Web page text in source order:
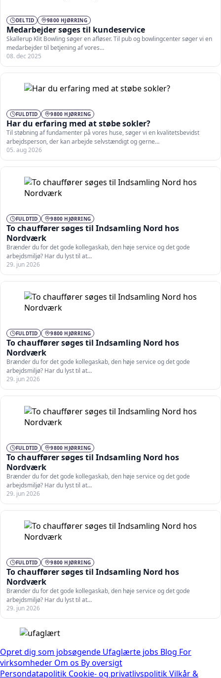
DELTID 9800 HJØRRING
Medarbejder søges til kundeservice
Skallerup Klit Bowling søger en afløser. Til pub og bowlingcenter søger vi en
medarbejder til betjening af vores…
08. dec 2025
FULDTID 9800 HJØRRING
Har du erfaring med at støbe sokler?
Til støbning af fundamenter på vores huse, søger vi en kvalitetsbevidst
arbejdsperson, der kan arbejde selvstændigt og gerne…
05. aug 2026
FULDTID 9800 HJØRRING
To chauffører søges til Indsamling Nord hos
Nordværk
Brænder du for det gode kollegaskab, den høje service og det gode
arbejdsmiljø? Har du lyst til at…
29. jun 2026
FULDTID 9800 HJØRRING
To chauffører søges til Indsamling Nord hos
Nordværk
Brænder du for det gode kollegaskab, den høje service og det gode
arbejdsmiljø? Har du lyst til at…
29. jun 2026
FULDTID 9800 HJØRRING
To chauffører søges til Indsamling Nord hos
Nordværk
Brænder du for det gode kollegaskab, den høje service og det gode
arbejdsmiljø? Har du lyst til at…
29. jun 2026
FULDTID 9800 HJØRRING
To chauffører søges til Indsamling Nord hos
Nordværk
Brænder du for det gode kollegaskab, den høje service og det gode
arbejdsmiljø? Har du lyst til at…
29. jun 2026
Opret dig som jobsøgende Ufaglærte jobs Blog For
virksomheder Om os By oversigt
Persondatapolitik Cookie- og privatlivspolitikVilkår &